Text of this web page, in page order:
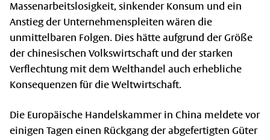
Massenarbeitslosigkeit, sinkender Konsum und ein
Anstieg der Unternehmenspleiten wären die
unmittelbaren Folgen. Dies hätte aufgrund der Größe
der chinesischen Volkswirtschaft und der starken
Verflechtung mit dem Welthandel auch erhebliche
Konsequenzen für die Weltwirtschaft.
Die Europäische Handelskammer in China meldete vor
einigen Tagen einen Rückgang der abgefertigten Güter